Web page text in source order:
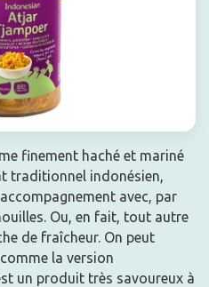
finement haché et mariné
traditionnel indonésien,
avec, par
Ou, en fait, tout autre
de fraîcheur. On peut
la version
un produit très savoureux à